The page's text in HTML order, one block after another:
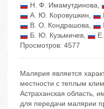
Н. Ф. Имамутдинова,
А. Ю. Коровушкин,
В. О. Кондрашова,
Б. Ю. Кузьмичев,
Просмотров: 4577
Малярия является
местности с теплым
Астраханская область,
для передачи малярии